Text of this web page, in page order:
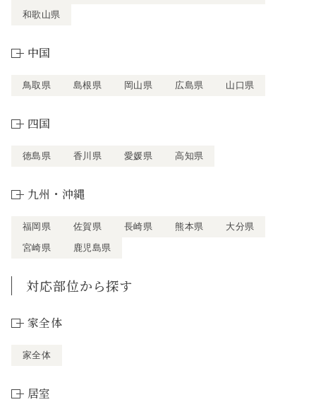
和歌山県
中国
鳥取県 島根県 岡山県 広島県 山口県
四国
徳島県 香川県 愛媛県 高知県
九州・沖縄
福岡県 佐賀県 長崎県 熊本県
大分県
宮崎県
鹿児島県
対応部位から探す
家全体
家全体
居室